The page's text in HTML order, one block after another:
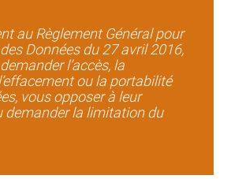
au Règlement Général pour
Données du 27 avril 2016,
l’accès, la
ou la portabilité
vous opposer à leur
demander la limitation du